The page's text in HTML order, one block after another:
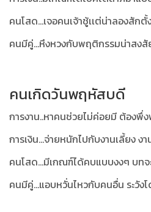
คนโสด...เจอคนเจ้าชู้เเต่น่าลองสักตั้
คนมีคู่...หึงหวงกับพฤติกรรมน่าสง
คนเกิดวันพฤหัสบดี
การงาน..หาคนช่วยไม่ค่อยมี ต้องพึ่
การเงิน...จ่ายหนักไปกับงานเลี้ยง งา
คนโสด...มีเกณฑ์ได้คบแบบงงๆ บทจ
คนมีคู่...แอบหวั่นไหวกับคนอื่น ระวัง